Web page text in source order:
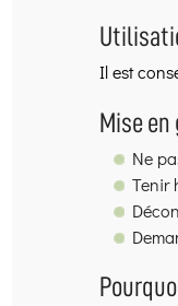
Il est
Mise en
Ne
Tenir